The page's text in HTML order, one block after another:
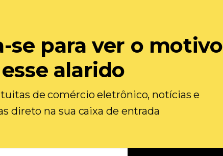
se para ver o motivo
alarido
de comércio eletrônico, notícias e
direto na sua caixa de entrada